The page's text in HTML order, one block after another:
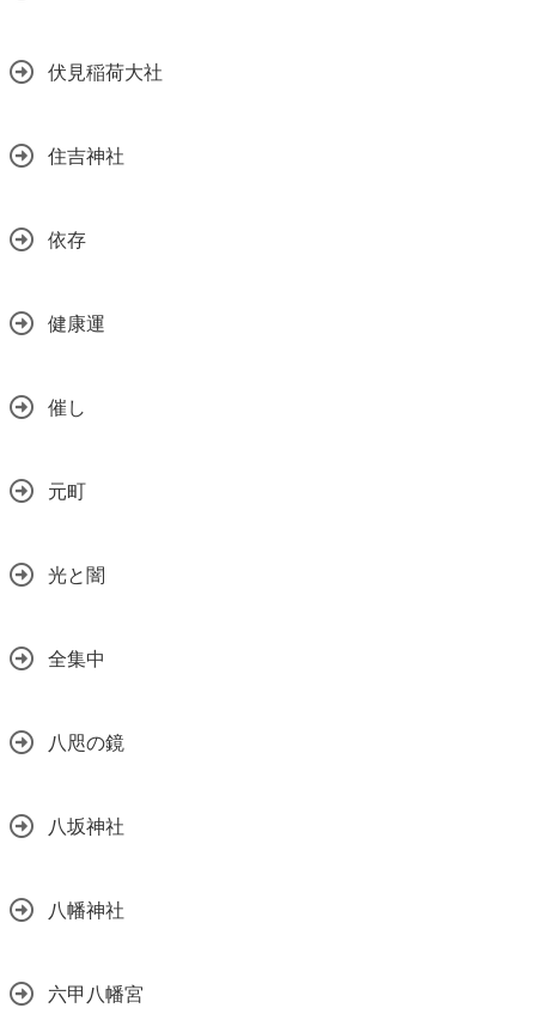
伏見稲荷大社
住吉神社
依存
健康運
催し
元町
光と闇
全集中
八咫の鏡
八坂神社
八幡神社
六甲八幡宮